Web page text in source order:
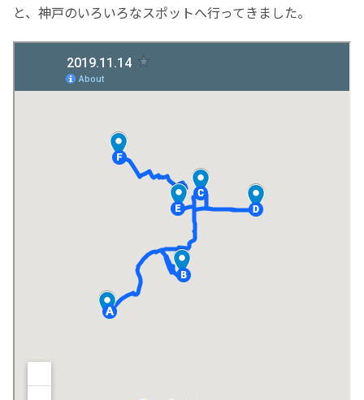
と、神戸のいろいろなスポットへ行ってきました。